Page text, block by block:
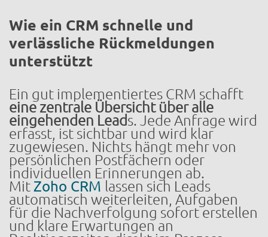
Wie ein CRM schnelle und
verlässliche Rückmeldungen
unterstützt
Ein gut implementiertes CRM schafft
eine zentrale Übersicht über alle
eingehenden Leads. Jede Anfrage wird
erfasst, ist sichtbar und wird klar
zugewiesen. Nichts hängt mehr von
persönlichen Postfächern oder
individuellen Erinnerungen ab.
MitZoho CRM lassen sich Leads
automatisch weiterleiten, Aufgaben
für die Nachverfolgung sofort erstellen
und klare Erwartungen an